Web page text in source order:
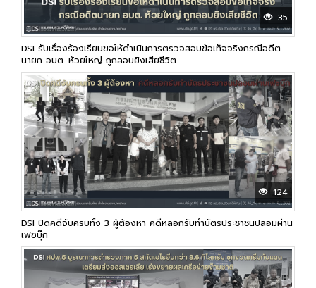
35
DSI รับเรื่องร้องเรียนขอให้ดำเนินการตรวจสอบข้อเท็จจริงกรณีอดีต
นายก อบต. ห้วยใหญ่ ถูกลอบยิงเสียชีวิต
124
DSI ปิดคดีจับครบทั้ง 3 ผู้ต้องหา คดีหลอกรับทำบัตรประชาชนปลอมผ่าน
เฟซบุ๊ก